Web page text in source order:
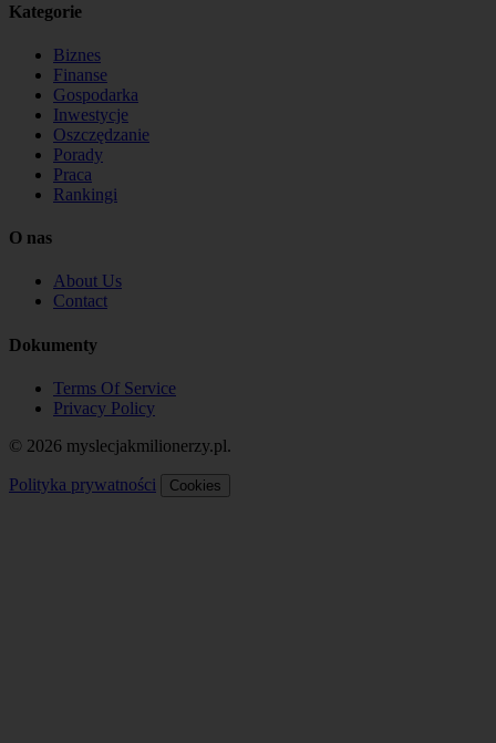
Kategorie
Biznes
Finanse
Gospodarka
Inwestycje
Oszczędzanie
Porady
Praca
Rankingi
O nas
About Us
Contact
Dokumenty
Terms Of Service
Privacy Policy
© 2026 myslecjakmilionerzy.pl.
Polityka prywatności Cookies